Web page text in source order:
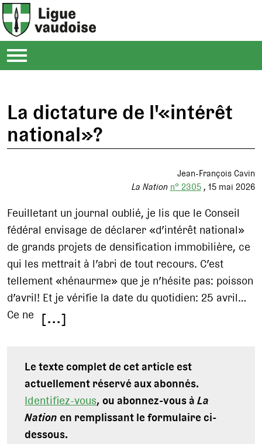
La dictature de l'«intérêt
national»?
Jean-François Cavin
La Nation n° 2305 15 mai 2026
Feuilletant un journal oublié, je lis que le Conseil
fédéral envisage de déclarer «d’intérêt national»
de grands projets de densification immobilière, ce
qui les mettrait à l’abri de tout recours. C’est
tellement «hénaurme» que je n’hésite pas: poisson
d’avril! Et je vérifie la date du quotidien: 25 avril…
Ce ne [...]
Le texte complet de cet article est
actuellement réservé aux abonnés.
Identifiez-vous, ou abonnez-vous àLa
Nationen remplissant le formulaire ci-
dessous.